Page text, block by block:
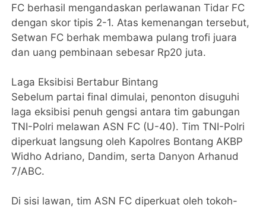
FC berhasil mengandaskan perlawanan Tidar FC
dengan skor tipis 2-1. Atas kemenangan tersebut,
Setwan FC berhak membawa pulang trofi juara
dan uang pembinaan sebesar Rp20 juta.
​Laga Eksibisi Bertabur Bintang
​Sebelum partai final dimulai, penonton disuguhi
laga eksibisi penuh gengsi antara tim gabungan
TNI-Polri melawan ASN FC (U-40). Tim TNI-Polri
diperkuat langsung oleh Kapolres Bontang AKBP
Widho Adriano, Dandim, serta Danyon Arhanud
7/ABC.
​Di sisi lawan, tim ASN FC diperkuat oleh tokoh-